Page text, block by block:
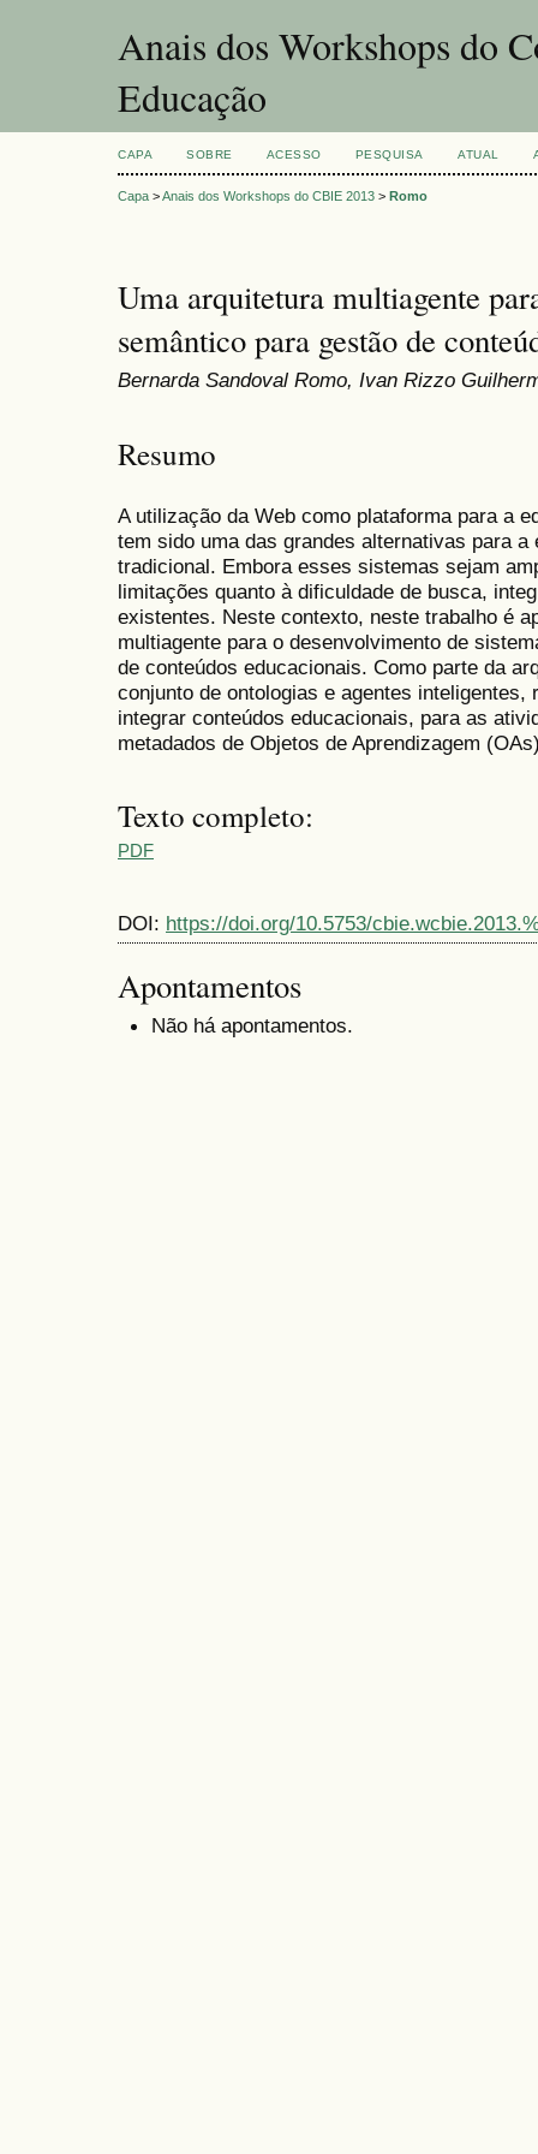
Anais dos Workshops do
Educação
CAPA SOBRE ACESSO PESQUISA ATUAL
Capa >Anais dos Workshops do CBIE 2013 > Romo
Uma arquitetura multiagente
semântico para gestão de
Bernarda Sandoval Romo, Ivan Rizzo
Resumo
A utilização da Web como plataforma para a
tem sido uma das grandes alternativas para a
tradicional. Embora esses sistemas sejam
limitações quanto à dificuldade de busca,
existentes. Neste contexto, neste trabalho é
multiagente para o desenvolvimento de
de conteúdos educacionais. Como parte da
conjunto de ontologias e agentes
integrar conteúdos educacionais, para as
metadados de Objetos de Aprendizagem
Texto completo:
PDF
DOI: https://doi.org/10.5753/
Apontamentos
Não há apontamentos.